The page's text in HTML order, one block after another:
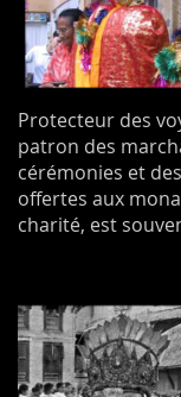
Protecteur des
patron des
cérémonies et
offertes aux
charité, est